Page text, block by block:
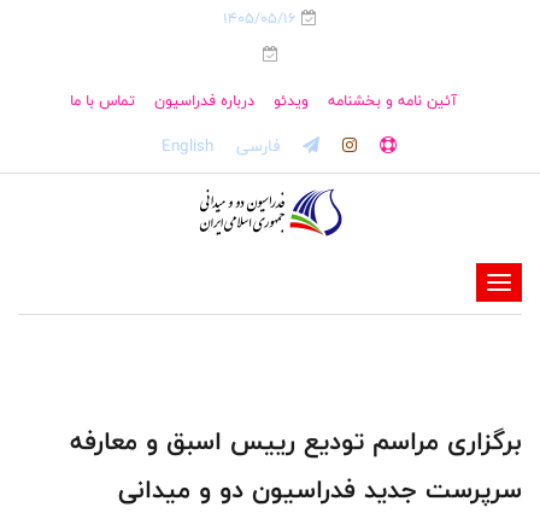
1405/05/16
آئین نامه و بخشنامه ویدئو درباره فدراسیون تماس با ما
فارسی English
-
-
-
-
برگزاری مراسم تودیع رییس اسبق و معارفه
سرپرست جدید فدراسیون دو و میدانی